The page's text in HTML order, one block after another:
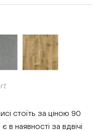
стоїть за ціною 90
в наявності за вдвічі